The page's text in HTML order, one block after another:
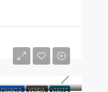
PRONTO VENDA VISITE